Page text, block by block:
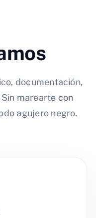
documentación,
marearte con
agujero negro.